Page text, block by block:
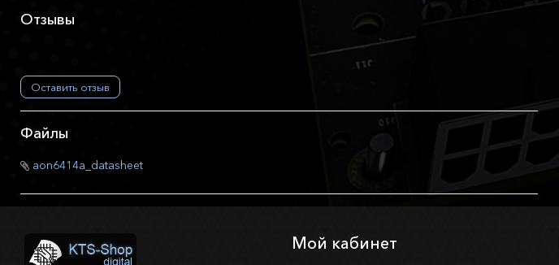
Отзывы
Оставить отзыв
Файлы
aon6414a_datasheet
Мой кабинет